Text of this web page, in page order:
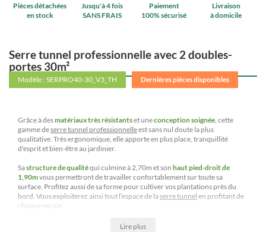
Pièces détachées
en stock
Jusqu'à 4 fois
SANS FRAIS
Paiement
100% sécurisé
Livraison
à domicile
Serre tunnel professionnelle avec 2 doubles-
portes 30m²
Grâce à desmatériaux très résistantset uneconception soignée, cette
gamme deserre tunnel professionnelleest sans nul doute la plus
qualitative. Très ergonomique, elle apporte en plus place, tranquillité
d'esprit et bien-être au jardinier.
Sastructure de qualitéqui culmine à 2,70m et son haut pied-droit de
1,90mvous permettront de travailler confortablement sur toute sa
surface. Profitez aussi de sa forme pour cultiver vos plantations près du
bord. Vous exploiterez ainsi tout l’espace de laserre tunnel en profitant de
chaque recoin.
Lire plus
Modèle : SERPRO40-30_V3_TH Dernières pièces disponibles